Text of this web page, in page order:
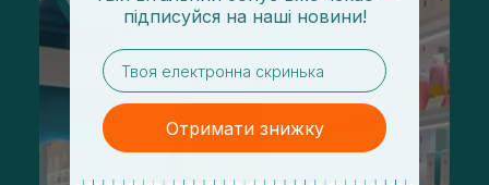
підписуйся на наші новини!
email
Отримати знижку